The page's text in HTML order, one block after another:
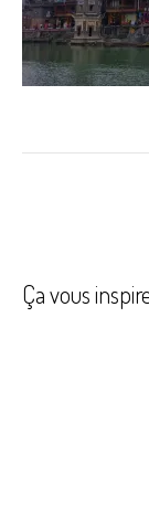
Ça vous